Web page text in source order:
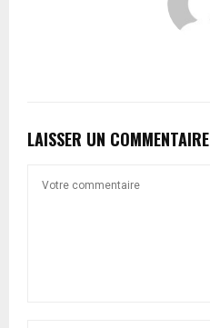
LAISSER UN COMMENTAIRE